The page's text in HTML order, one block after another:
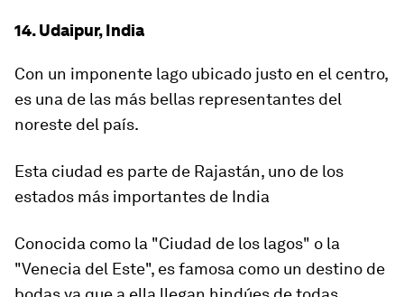
14. Udaipur, India
Con un imponente lago ubicado justo en el centro,
es una de las más bellas representantes del
noreste del país.
Esta ciudad es parte de Rajastán, uno de los
estados más importantes de India
Conocida como la "Ciudad de los lagos" o la
"Venecia del Este", es famosa como un destino de